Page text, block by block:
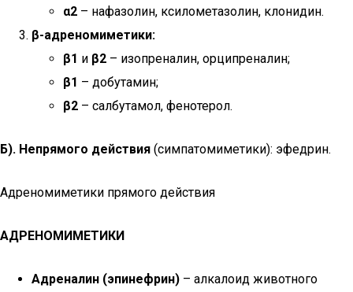
α2 – нафазолин, ксилометазолин, клонидин.
β-адреномиметики:
β1 и β2 – изопреналин, орципреналин;
β1 – добутамин;
β2 – салбутамол, фенотерол.
Б). Непрямого действия (симпатомиметики): эфедрин.
Адреномиметики прямого действия
АДРЕНОМИМЕТИКИ
Адреналин (эпинефрин) – алкалоид животного